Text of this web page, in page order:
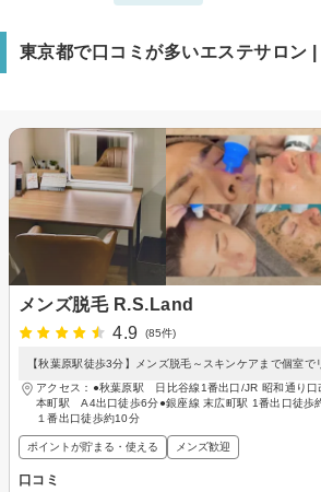
東京都で口コミが多いエステサロン
メンズ脱毛 R.S.Land
4.9
(85件)
【秋葉原駅徒歩3分】メンズ脱毛～スキンケアまで個室で
アクセス：●秋葉原駅 日比谷線1番出口/JR 昭和通り
本町駅 A4出口徒歩6分●銀座線 末広町駅 1番出口徒
１番出口徒歩約10分
ポイントが貯まる・使える メンズ歓迎
口コミ